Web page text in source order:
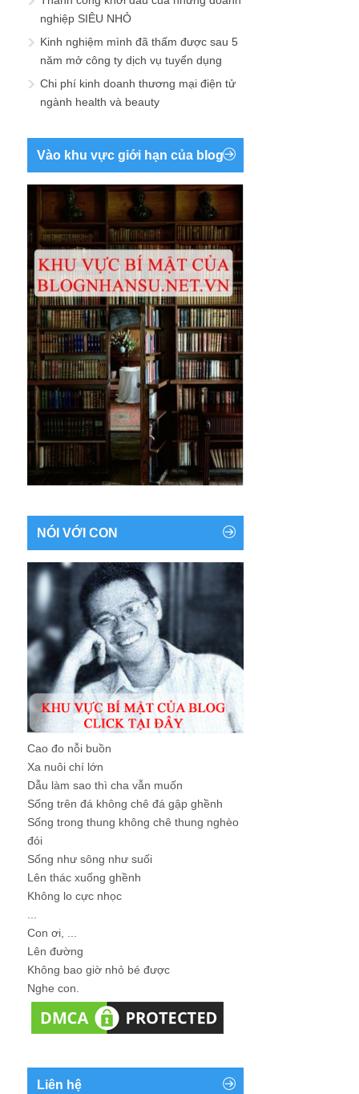
nghiệp SIÊU NHỎ
Kinh nghiệm mình đã thấm được sau 5
năm mở công ty dịch vụ tuyển dụng
Chi phí kinh doanh thương mại điện tử
ngành health và beauty
Vào khu vực giới hạn của blog
NÓI VỚI CON
Cao đo nỗi buồn
Xa nuôi chí lớn
Dẫu làm sao thì cha vẫn muốn
Sống trên đá không chê đá gập ghềnh
Sống trong thung không chê thung nghèo
đói
Sống như sông như suối
Lên thác xuống ghềnh
Không lo cực nhọc
Con ơi, ...
Lên đường
Không bao giờ nhỏ bé được
Nghe con.
Liên hệ